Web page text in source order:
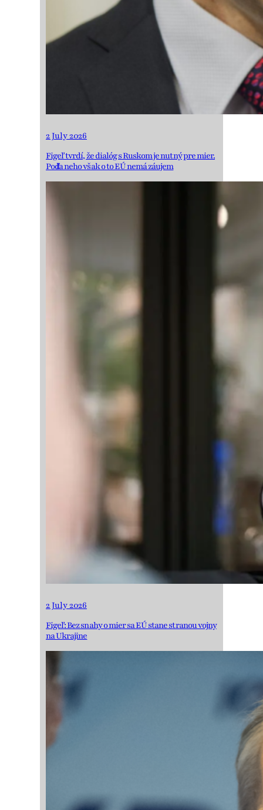
2 July 2026
Figeľ tvrdí, že dialóg s Ruskom je nutný pre mier.
Podľa neho však o to EÚ nemá záujem
2 July 2026
Figeľ: Bez snahy o mier sa EÚ stane stranou vojny
na Ukrajine